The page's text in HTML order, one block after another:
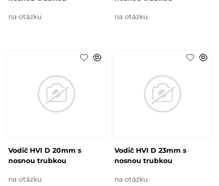
na otázku na otázku
Vodič HVI D 20mm s
nosnou trubkou
na otázku
Vodič HVI D 23mm s
nosnou trubkou
na otázku